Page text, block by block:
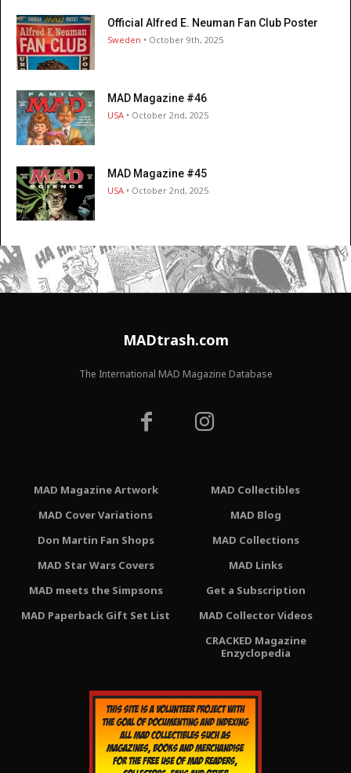
Official Alfred E. Neuman Fan Club Poster
Sweden • October 9th, 2025
MAD Magazine #46
USA • October 2nd, 2025
MAD Magazine #45
USA • October 2nd, 2025
MADtrash.com
The International MAD Magazine Database
MAD Magazine Artwork
MAD Cover Variations
Don Martin Fan Shops
MAD Star Wars Covers
MAD meets the Simpsons
MAD Paperback Gift Set List
MAD Collectibles
MAD Blog
MAD Collections
MAD Links
Get a Subscription
MAD Collector Videos
CRACKED Magazine
Enzyclopedia